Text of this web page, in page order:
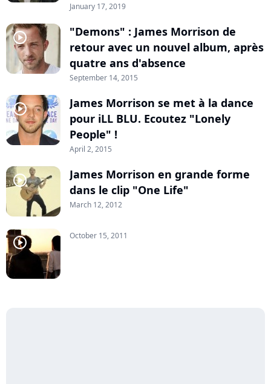
January 17, 2019
player2
"Demons" : James Morrison de
retour avec un nouvel album, après
quatre ans d'absence
September 14, 2015
player2
James Morrison se met à la dance
pour iLL BLU. Ecoutez "Lonely
People" !
April 2, 2015
player2
James Morrison en grande forme
dans le clip "One Life"
March 12, 2012
player2 October 15, 2011